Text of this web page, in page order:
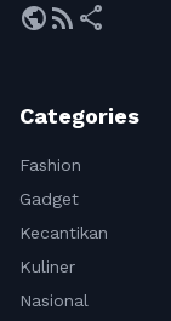
publicrss_feed share
Categories
Fashion
Gadget
Kecantikan
Kuliner
Nasional